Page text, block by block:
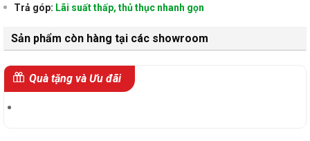
Trả góp: Lãi suất thấp, thủ thục nhanh gọn
Sản phẩm còn hàng tại các showroom
Quà tặng và Ưu đãi